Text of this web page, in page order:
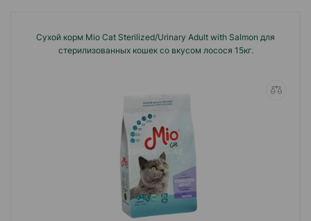
Сухой корм Mio Cat Sterilized/Urinary Adult with Salmon для
стерилизованных кошек со вкусом лосося 15кг.